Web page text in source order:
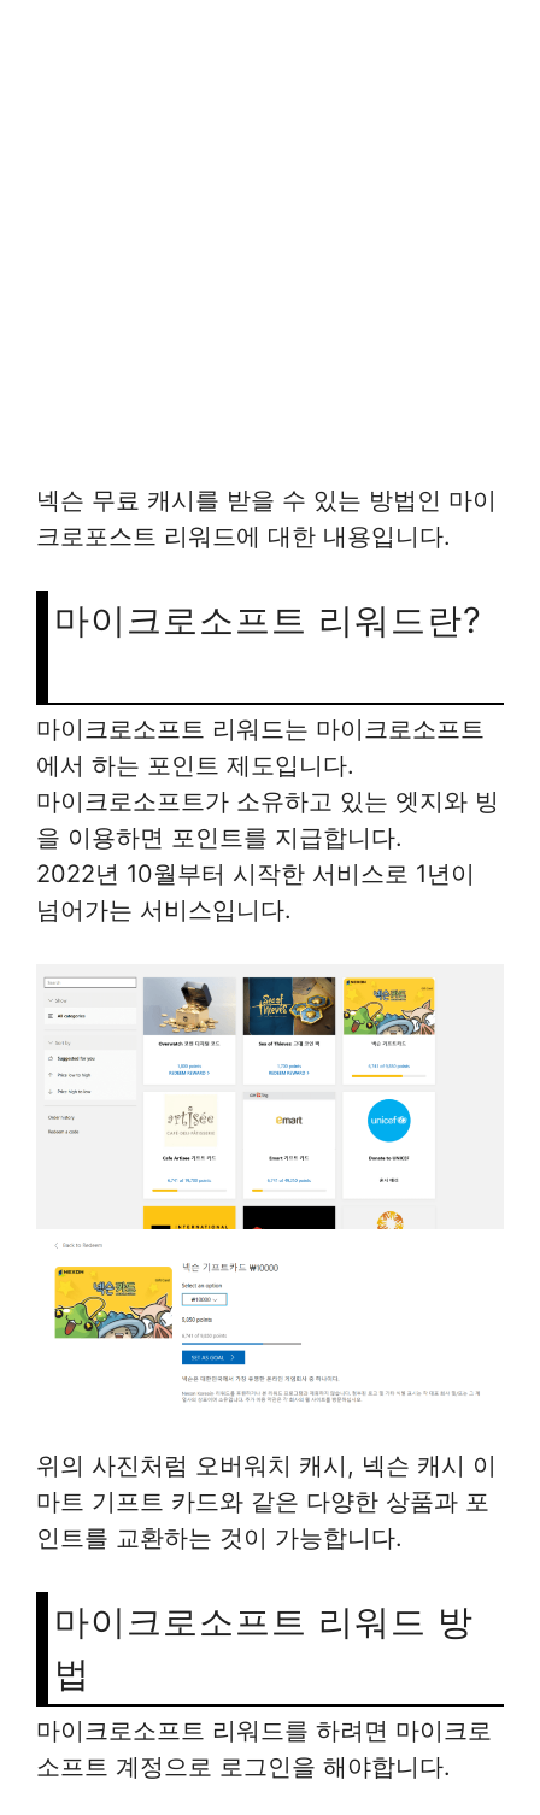
넥슨 무료 캐시를 받을 수 있는 방법인 마이
크로포스트 리워드에 대한 내용입니다.
마이크로소프트 리워드란?
마이크로소프트 리워드는 마이크로소프트
에서 하는 포인트 제도입니다.
마이크로소프트가 소유하고 있는 엣지와 빙
을 이용하면 포인트를 지급합니다.
2022년 10월부터 시작한 서비스로 1년이
넘어가는 서비스입니다.
위의 사진처럼 오버워치 캐시, 넥슨 캐시 이
마트 기프트 카드와 같은 다양한 상품과 포
인트를 교환하는 것이 가능합니다.
마이크로소프트 리워드 방
법
마이크로소프트 리워드를 하려면 마이크로
소프트 계정으로 로그인을 해야합니다.